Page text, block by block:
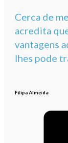
Cerca de
acredita
vantagens
lhes pode
Filipa Almeida